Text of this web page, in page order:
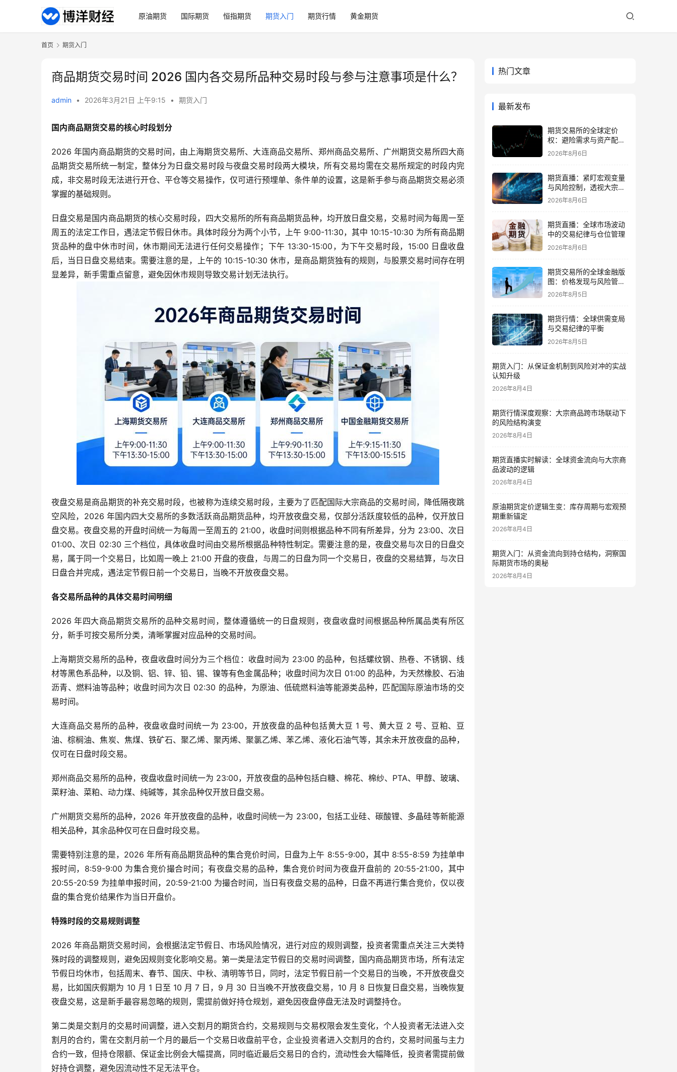
原油期货 国际期货 恒指期货 期货入门 期货行情 黄金期货
首页 期货入门
商品期货交易时间 2026 国内各交易所品种交易时段与参与注意事项是什么？
admin • 2026年3月21日 上午9:15 • 期货入门
国内商品期货交易的核心时段划分
2026 年国内商品期货的交易时间，由上海期货交易所、大连商品交易所、郑州商品交易所、广州期货交易所四大商
品期货交易所统一制定，整体分为日盘交易时段与夜盘交易时段两大模块，所有交易均需在交易所规定的时段内完
成，非交易时段无法进行开仓、平仓等交易操作，仅可进行预埋单、条件单的设置，这是新手参与商品期货交易必须
掌握的基础规则。
日盘交易是国内商品期货的核心交易时段，四大交易所的所有商品期货品种，均开放日盘交易，交易时间为每周一至
周五的法定工作日，遇法定节假日休市。具体时段分为两个小节，上午 9:00-11:30，其中 10:15-10:30 为所有商品期
货品种的盘中休市时间，休市期间无法进行任何交易操作；下午 13:30-15:00，为下午交易时段，15:00 日盘收盘
后，当日日盘交易结束。需要注意的是，上午的 10:15-10:30 休市，是商品期货独有的规则，与股票交易时间存在明
显差异，新手需重点留意，避免因休市规则导致交易计划无法执行。
夜盘交易是商品期货的补充交易时段，也被称为连续交易时段，主要为了匹配国际大宗商品的交易时间，降低隔夜跳
空风险，2026 年国内四大交易所的多数活跃商品期货品种，均开放夜盘交易，仅部分活跃度较低的品种，仅开放日
盘交易。夜盘交易的开盘时间统一为每周一至周五的 21:00，收盘时间则根据品种不同有所差异，分为 23:00、次日
01:00、次日 02:30 三个档位，具体收盘时间由交易所根据品种特性制定。需要注意的是，夜盘交易与次日的日盘交
易，属于同一个交易日，比如周一晚上 21:00 开盘的夜盘，与周二的日盘为同一个交易日，夜盘的交易结算，与次日
日盘合并完成，遇法定节假日前一个交易日，当晚不开放夜盘交易。
各交易所品种的具体交易时间明细
2026 年四大商品期货交易所的品种交易时间，整体遵循统一的日盘规则，夜盘收盘时间根据品种所属品类有所区
分，新手可按交易所分类，清晰掌握对应品种的交易时间。
上海期货交易所的品种，夜盘收盘时间分为三个档位：收盘时间为 23:00 的品种，包括螺纹钢、热卷、不锈钢、线
材等黑色系品种，以及铜、铝、锌、铅、锡、镍等有色金属品种；收盘时间为次日 01:00 的品种，为天然橡胶、石油
沥青、燃料油等品种；收盘时间为次日 02:30 的品种，为原油、低硫燃料油等能源类品种，匹配国际原油市场的交
易时间。
大连商品交易所的品种，夜盘收盘时间统一为 23:00，开放夜盘的品种包括黄大豆 1 号、黄大豆 2 号、豆粕、豆
油、棕榈油、焦炭、焦煤、铁矿石、聚乙烯、聚丙烯、聚氯乙烯、苯乙烯、液化石油气等，其余未开放夜盘的品种，
仅可在日盘时段交易。
郑州商品交易所的品种，夜盘收盘时间统一为 23:00，开放夜盘的品种包括白糖、棉花、棉纱、PTA、甲醇、玻璃、
菜籽油、菜粕、动力煤、纯碱等，其余品种仅开放日盘交易。
广州期货交易所的品种，2026 年开放夜盘的品种，收盘时间统一为 23:00，包括工业硅、碳酸锂、多晶硅等新能源
相关品种，其余品种仅可在日盘时段交易。
需要特别注意的是，2026 年所有商品期货品种的集合竞价时间，日盘为上午 8:55-9:00，其中 8:55-8:59 为挂单申
报时间，8:59-9:00 为集合竞价撮合时间；有夜盘交易的品种，集合竞价时间为夜盘开盘前的 20:55-21:00，其中
20:55-20:59 为挂单申报时间，20:59-21:00 为撮合时间，当日有夜盘交易的品种，日盘不再进行集合竞价，仅以夜
盘的集合竞价结果作为当日开盘价。
特殊时段的交易规则调整
2026 年商品期货交易时间，会根据法定节假日、市场风险情况，进行对应的规则调整，投资者需重点关注三大类特
殊时段的调整规则，避免因规则变化影响交易。第一类是法定节假日的交易时间调整，国内商品期货市场，所有法定
节假日均休市，包括周末、春节、国庆、中秋、清明等节日，同时，法定节假日前一个交易日的当晚，不开放夜盘交
易，比如国庆假期为 10 月 1 日至 10 月 7 日，9 月 30 日当晚不开放夜盘交易，10 月 8 日恢复日盘交易，当晚恢复
夜盘交易，这是新手最容易忽略的规则，需提前做好持仓规划，避免因夜盘停盘无法及时调整持仓。
第二类是交割月的交易时间调整，进入交割月的期货合约，交易规则与交易权限会发生变化，个人投资者无法进入交
割月的合约，需在交割月前一个月的最后一个交易日收盘前平仓，企业投资者进入交割月的合约，交易时间虽与主力
合约一致，但持仓限额、保证金比例会大幅提高，同时临近最后交易日的合约，流动性会大幅降低，投资者需提前做
好持仓调整，避免因流动性不足无法平仓。
热门文章
最新发布
期货交易所的全球定价
权：避险需求与资产配置
再平衡
2026年8月6日
期货直播：紧盯宏观变量
与风险控制，透视大宗商
品波动逻辑
2026年8月6日
期货直播：全球市场波动
中的交易纪律与仓位管理
2026年8月6日
期货交易所的全球金融版
图：价格发现与风险管理
的核心
2026年8月5日
期货行情：全球供需变局
与交易纪律的平衡
2026年8月5日
期货入门：从保证金机制到风险对冲的实战
认知升级
2026年8月4日
期货行情深度观察：大宗商品跨市场联动下
的风险结构演变
2026年8月4日
期货直播实时解读：全球资金流向与大宗商
品波动的逻辑
2026年8月4日
原油期货定价逻辑生变：库存周期与宏观预
期重新锚定
2026年8月4日
期货入门：从资金流向到持仓结构，洞察国
际期货市场的奥秘
2026年8月4日